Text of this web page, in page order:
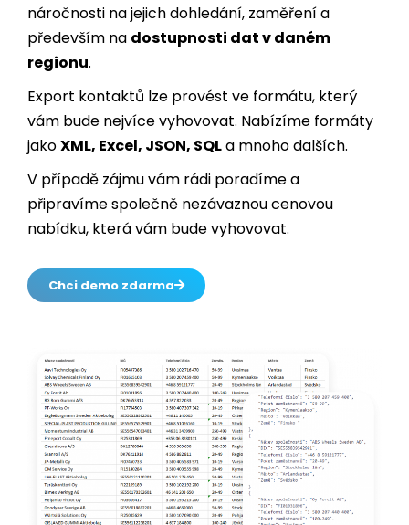
náročnosti na jejich dohledání, zaměření a
především na dostupnosti dat v daném
regionu.
Export kontaktů lze provést ve formátu, který
vám bude nejvíce vyhovovat. Nabízíme formáty
jakoXML, Excel, JSON, SQLa mnoho dalších.
V případě zájmu vám rádi poradíme a
připravíme společně nezávaznou cenovou
nabídku, která vám bude vyhovovat.
Chci demo zdarma